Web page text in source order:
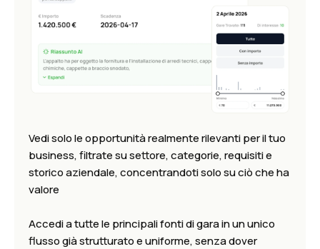
Vedi solo le opportunità realmente rilevanti per il tuo
business, filtrate su settore, categorie, requisiti e
storico aziendale, concentrandoti solo su ciò che ha
valore
Accedi a tutte le principali fonti di gara in un unico
flusso già strutturato e uniforme, senza dover